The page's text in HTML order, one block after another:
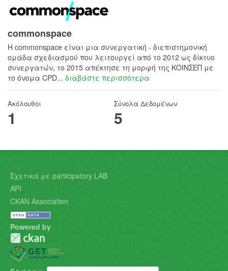
commonspace
H commonspace είναι μια συνεργατική - διεπιστημονική
ομάδα σχεδιασμού που λειτουργεί από το 2012 ως δίκτυο
συνεργατών, το 2015 απέκτησε τη μορφή της ΚΟΙΝΣΕΠ με
το όνομα CPD... διαβάστε περισσότερα
Ακόλουθοι
1
Σύνολα Δεδομένων
5
Σχετικά με participatory LAB
API
CKAN Association
Powered by